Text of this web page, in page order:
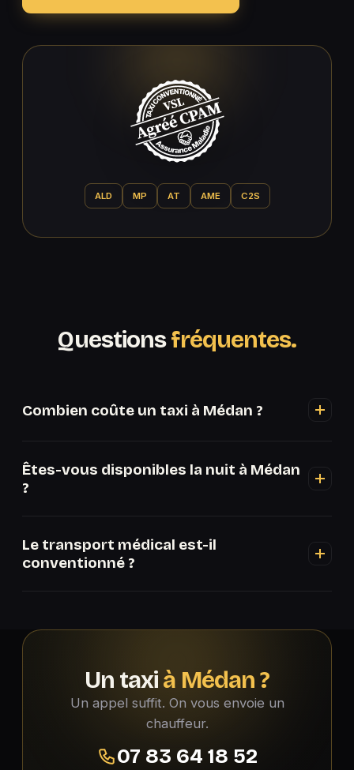
ALD MP AT AME C2S
Questionsfréquentes.
Combien coûte un taxi à Médan ?
les estimations ci-dessus, ou appelez le 07 83 64
18 52 pour un tarif ferme depuis Médan.
Êtes-vous disponibles la nuit à Médan
?
et dans le secteur.
Le transport médical est-il
conventionné ?
depuis Médan est pris en charge à 55 % ou 100
Un taxià Médan ?
Un appel suffit. On vous envoie un
chauffeur.
07 83 64 18 52